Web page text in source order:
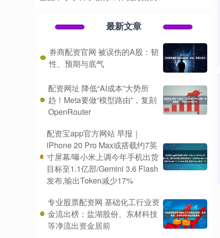
最新文章
券商配资官网 被误伤的A股：韧
性、预期与底气
配资网址 降低“AI成本”大势所
趋！Meta要做“模型路由”，复刻
OpenRouter
配资宝app官方网站 早报｜
iPhone 20 Pro Max或搭载约7英
寸屏幕/曝小米上调今年手机出货
目标至1.1亿部/Gemini 3.6 Flash
发布,输出Token减少17%
专业股票配资网 基础化工行业资
金流出榜：盐湖股份、东材科技
等净流出资金居前